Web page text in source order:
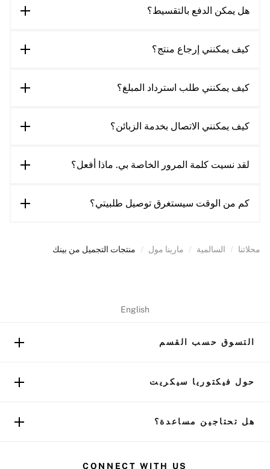
هل يمكن الدفع بالتقسيط؟
كيف يمكنني إرجاع منتج؟
كيف يمكنني طلب استرداد المبلغ؟
كيف يمكنني الاتصال بخدمة الزبائن؟
لقد نسيت كلمة المرور الخاصة بي. ماذا أفعل؟
كم من الوقت سيستغرق توصيل طلبيتي؟
محلاتنا / السالمية / مارينا مول / منتجات التجميل من بينك
English
التسوق حسب القسم
حول فيكتوريا سيكريت
هل تحتاجين مساعدة؟
CONNECT WITH US